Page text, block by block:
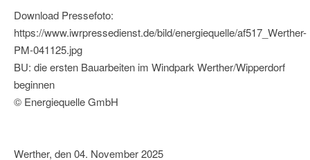
Download Pressefoto:
https://www.iwrpressedienst.de/bild/energiequelle/af517_Werther-
PM-041125.jpg
BU: die ersten Bauarbeiten im Windpark Werther/Wipperdorf
beginnen
© Energiequelle GmbH
Werther, den 04. November 2025